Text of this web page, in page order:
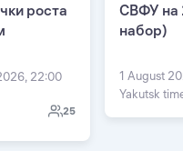
роста
22:00
25
СВФУ на
набор)
1 August
Yakutsk